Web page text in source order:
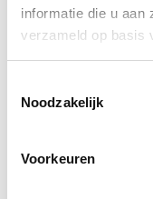
informatie die u aan
verzameld op basis
Noodzakelijk
Voorkeuren